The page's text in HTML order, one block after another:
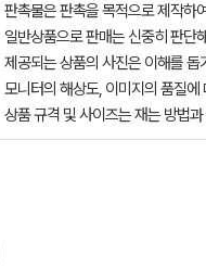
판촉물은 판촉을 목적으로 제작하
일반상품으로 판매는 신중히 판단
제공되는 상품의 사진은 이해를
모니터의 해상도, 이미지의 품질
상품 규격 및 사이즈는 재는 방법